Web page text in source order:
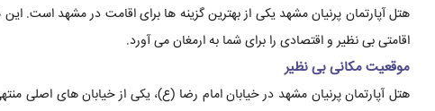
هتل آپارتمان پرنیان مشهد یکی از بهترین گزینه ها برای اقامت در مشهد است.
اقامتی بی نظیر و اقتصادی را برای شما به ارمغان می آورد.
موقعیت مکانی بی نظیر
هتل آپارتمان پرنیان مشهد در خیابان امام رضا (ع)، یکی از خیابان های اصلی